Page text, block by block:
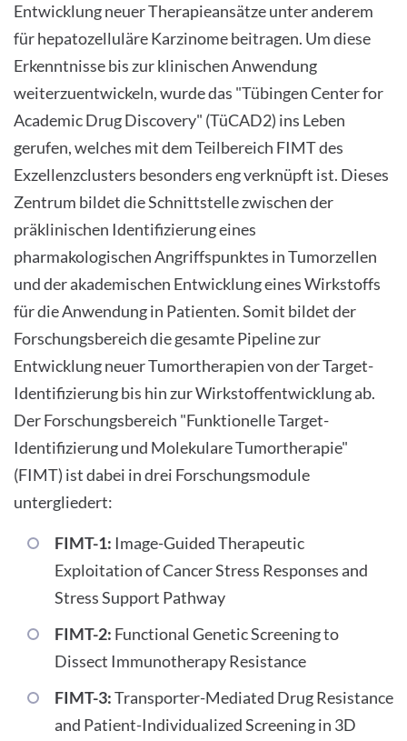
Entwicklung neuer Therapieansätze unter anderem
für hepatozelluläre Karzinome beitragen. Um diese
Erkenntnisse bis zur klinischen Anwendung
weiterzuentwickeln, wurde das "Tübingen Center for
Academic Drug Discovery" (TüCAD2) ins Leben
gerufen, welches mit dem Teilbereich FIMT des
Exzellenzclusters besonders eng verknüpft ist. Dieses
Zentrum bildet die Schnittstelle zwischen der
präklinischen Identifizierung eines
pharmakologischen Angriffspunktes in Tumorzellen
und der akademischen Entwicklung eines Wirkstoffs
für die Anwendung in Patienten. Somit bildet der
Forschungsbereich die gesamte Pipeline zur
Entwicklung neuer Tumortherapien von der Target-
Identifizierung bis hin zur Wirkstoffentwicklung ab.
Der Forschungsbereich "Funktionelle Target-
Identifizierung und Molekulare Tumortherapie"
(FIMT) ist dabei in drei Forschungsmodule
untergliedert:
FIMT-1: Image-Guided Therapeutic
Exploitation of Cancer Stress Responses and
Stress Support Pathway
FIMT-2: Functional Genetic Screening to
Dissect Immunotherapy Resistance
FIMT-3:Transporter-Mediated Drug Resistance
and Patient-Individualized Screening in 3D